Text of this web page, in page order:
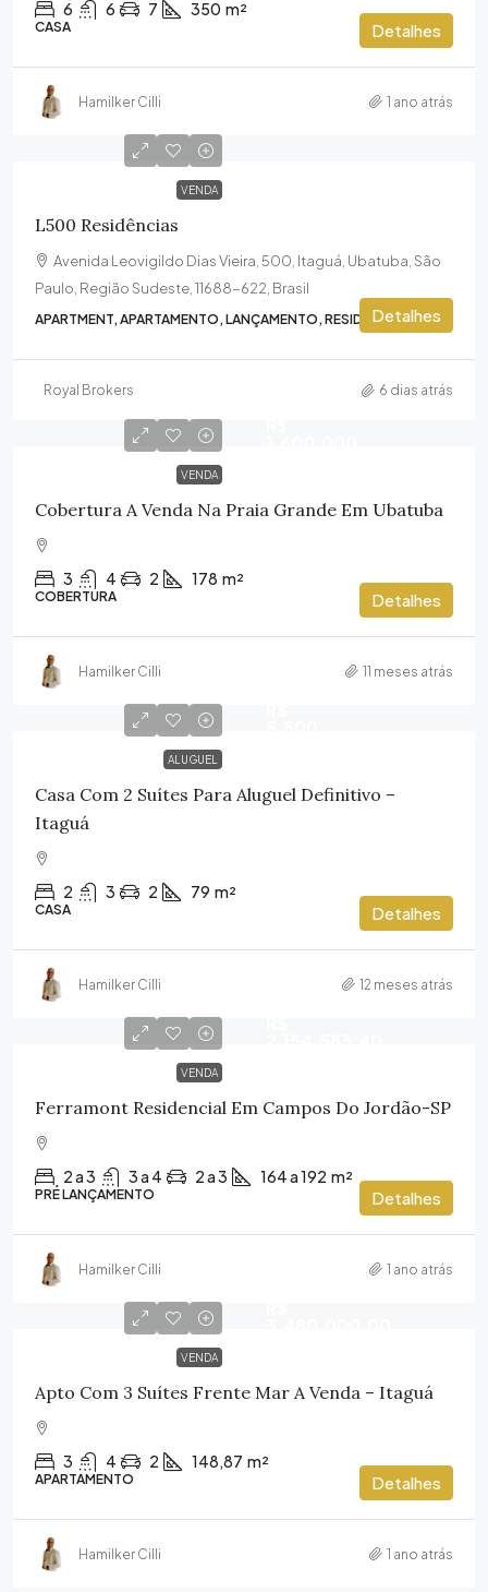
6 6 7 350 m²
CASA Detalhes
Hamilker Cilli 1 ano atrás
VENDA
L500 Residências
Avenida Leovigildo Dias Vieira, 500, Itaguá, Ubatuba, São
Paulo, Região Sudeste, 11688-622, Brasil
APARTMENT, APARTAMENTO, LANÇAMENTO, RESIDENTIALDetalhes
Royal Brokers 6 dias atrás
VENDA
Cobertura A Venda Na Praia Grande Em Ubatuba
3 4 2 178 m²
COBERTURA Detalhes
Hamilker Cilli 11 meses atrás
ALUGUEL
Casa Com 2 Suítes Para Aluguel Definitivo –
Itaguá
2 3 2 79 m²
CASA Detalhes
Hamilker Cilli 12 meses atrás
VENDA
Ferramont Residencial Em Campos Do Jordão-SP
2 a 3 3 a 4 2 a 3 164 a 192 m²
PRÉ LANÇAMENTO Detalhes
Hamilker Cilli 1 ano atrás
VENDA
Apto Com 3 Suítes Frente Mar A Venda – Itaguá
3 4 2 148,87 m²
APARTAMENTO Detalhes
Hamilker Cilli 1 ano atrás